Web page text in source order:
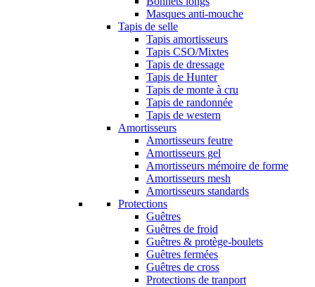
Masques anti-mouche
Tapis de selle
Tapis amortisseurs
Tapis CSO/Mixtes
Tapis de dressage
Tapis de Hunter
Tapis de monte à cru
Tapis de randonnée
Tapis de western
Amortisseurs
Amortisseurs feutre
Amortisseurs gel
Amortisseurs mémoire de forme
Amortisseurs mesh
Amortisseurs standards
Protections
Guêtres
Guêtres de froid
Guêtres & protège-boulets
Guêtres fermées
Guêtres de cross
Protections de tranport